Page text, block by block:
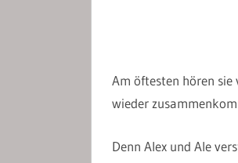
Am öftesten hören sie
wieder
Denn Alex und Ale